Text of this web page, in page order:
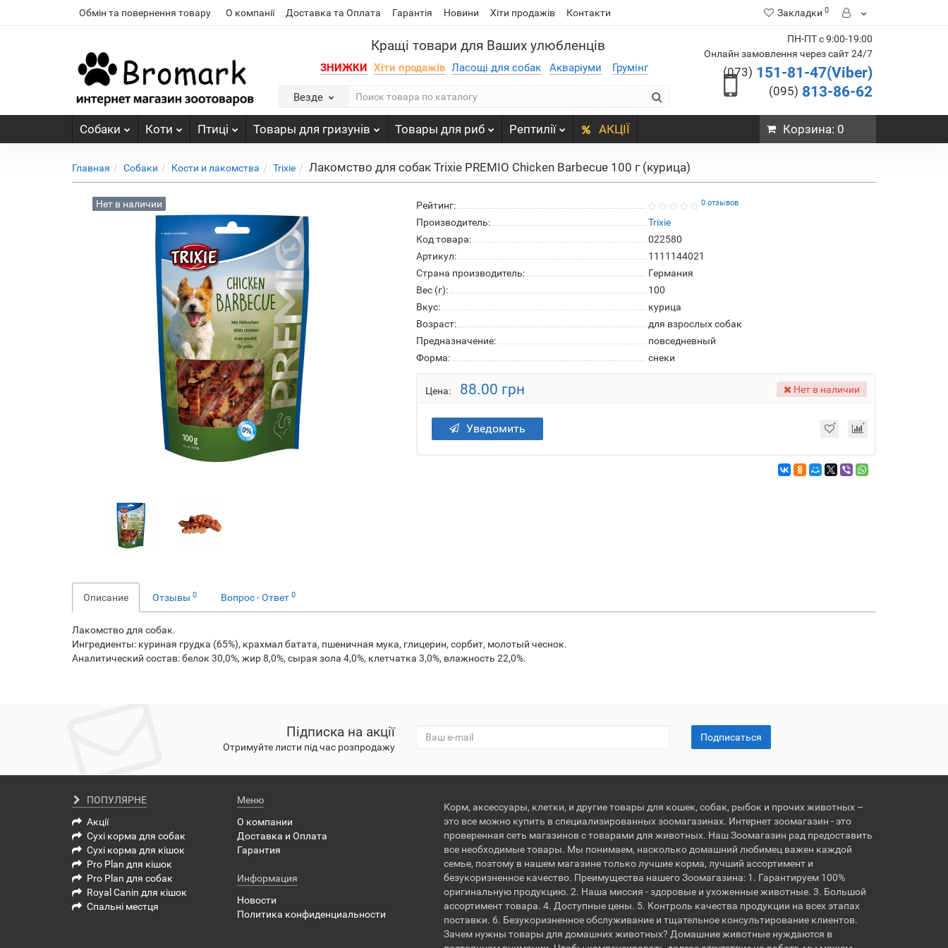
Обмін та повернення товару О компанії Доставка та Оплата Гарантія Новини Хіти продажів Контакти Закладки 0
Кращі товари для Ваших улюбленців
ЗНИЖКИ Хіти продажів Ласощі для собак Акваріуми Грумінг
Везде
ПН-ПТ с 9:00-19:00
Онлайн замовлення через сайт 24/7
(073) 151-81-47(Viber)
(095) 813-86-62
Собаки Коти Птиці Товары для гризунів Товары для риб Рептилії АКЦІЇ Корзина: 0
Главная Собаки Кости и лакомства Trixie Лакомство для собак Trixie PREMIO Chicken Barbecue 100 г (курица)
Нет в наличии Рейтинг: 0 отзывов
Производитель:
Trixie
Код товара:
022580
Артикул:
1111144021
Страна производитель:
Германия
Вес (г):
100
Вкус:
курица
Возраст:
для взрослых собак
Предназначение:
повседневный
Форма:
снеки
Цена: 88.00 грн Нет в наличии
Уведомить
Описание Отзывы 0 Вопрос - Ответ 0
Лакомство для собак.
Ингредиенты: куриная грудка (65%), крахмал батата, пшеничная мука, глицерин, сорбит, молотый чеснок.
Аналитический состав: белок 30,0%, жир 8,0%, сырая зола 4,0%, клетчатка 3,0%, влажность 22,0%.
Підписка на акції
Отримуйте листи під час розпродажу
Подписаться
ПОПУЛЯРНЕ
Акції
Сухі корма для собак
Сухі корма для кішок
Pro Plan для кішок
Pro Plan для собак
Royal Canin для кішок
Спальні местця
Меню
О компании
Доставка и Оплата
Гарантия
Информация
Новости
Политика конфиденциальности
Корм, аксессуары, клетки, и другие товары для кошек, собак, рыбок и прочих животных –
это все можно купить в специализированных зоомагазинах. Интернет зоомагазин - это
проверенная сеть магазинов с товарами для животных. Наш Зоомагазин рад предоставить
все необходимые товары. Мы понимаем, насколько домашний любимец важен каждой
семье, поэтому в нашем магазине только лучшие корма, лучший ассортимент и
безукоризненное качество. Преимущества нашего Зоомагазина: 1. Гарантируем 100%
оригинальную продукцию. 2. Наша миссия - здоровые и ухоженные животные. 3. Большой
ассортимент товара. 4. Доступные цены. 5. Контроль качества продукции на всех этапах
поставки. 6. Безукоризненное обслуживание и тщательное консультирование клиентов.
Зачем нужны товары для домашних животных? Домашние животные нуждаются в